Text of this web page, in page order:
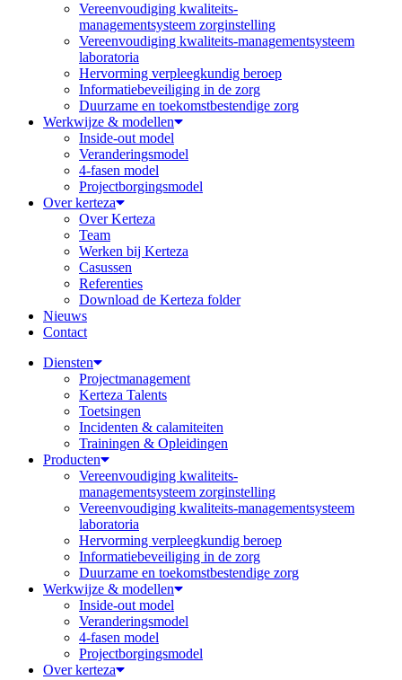
Vereenvoudiging kwaliteits-
managementsysteem zorginstelling
Vereenvoudiging kwaliteits-managementsysteem
laboratoria
Hervorming verpleegkundig beroep
Informatiebeveiliging in de zorg
Duurzame en toekomstbestendige zorg
Werkwijze & modellen
Inside-out model
Veranderingsmodel
4-fasen model
Projectborgingsmodel
Over kerteza
Over Kerteza
Team
Werken bij Kerteza
Casussen
Referenties
Download de Kerteza folder
Nieuws
Contact
Diensten
Projectmanagement
Kerteza Talents
Toetsingen
Incidenten & calamiteiten
Trainingen & Opleidingen
Producten
Vereenvoudiging kwaliteits-
managementsysteem zorginstelling
Vereenvoudiging kwaliteits-managementsysteem
laboratoria
Hervorming verpleegkundig beroep
Informatiebeveiliging in de zorg
Duurzame en toekomstbestendige zorg
Werkwijze & modellen
Inside-out model
Veranderingsmodel
4-fasen model
Projectborgingsmodel
Over kerteza